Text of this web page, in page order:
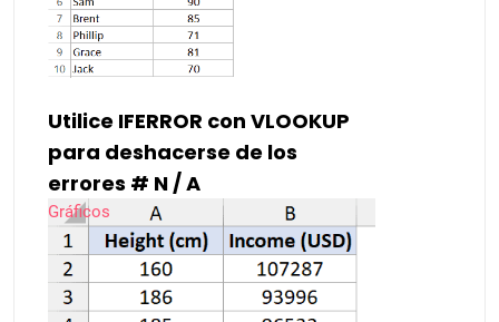
Utilice IFERROR con VLOOKUP
para deshacerse de los
errores # N / A
Gráficos